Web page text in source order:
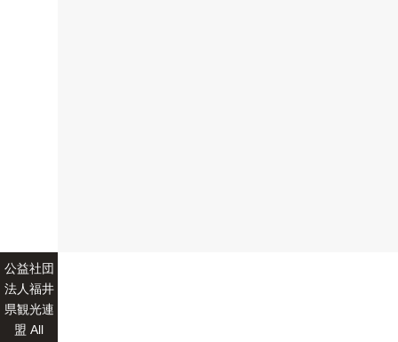
公益社団
法人福井
県観光連
盟 All